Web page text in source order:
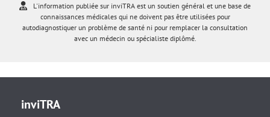
L'information publiée sur inviTRA est un soutien général et une base de
connaissances médicales qui ne doivent pas être utilisées pour
autodiagnostiquer un problème de santé ni pour remplacer la consultation
avec un médecin ou spécialiste diplômé.
inviTRA